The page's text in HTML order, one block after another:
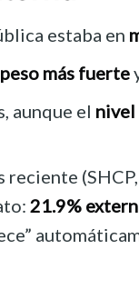
estaba en
peso más fuerte
aunque el
reciente
21.9%